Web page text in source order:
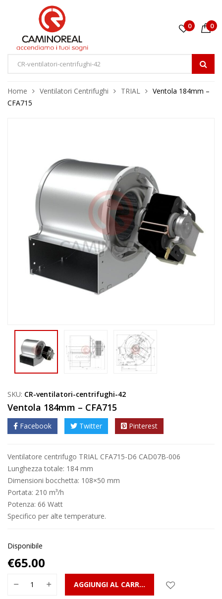
0 0
Home Ventilatori Centrifughi TRIAL
Ventola 184mm –
CFA715
SKU: CR-ventilatori-centrifughi-42
Ventola 184mm – CFA715
Facebook Twitter Pinterest
Ventilatore centrifugo TRIAL CFA715-D6 CAD07B-006
Lunghezza totale: 184 mm
Dimensioni bocchetta: 108×50 mm
Portata: 210 m³/h
Potenza: 66 Watt
Specifico per alte temperature.
Disponibile
€65.00
AGGIUNGI AL CARRELLO